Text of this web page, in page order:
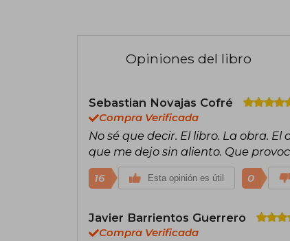
Opiniones del libro
Sebastian Novajas Cofré
Compra Verificada
No sé que decir. El libro. La obra.
que me dejo sin aliento. Que
16 Esta opinión es útil 0
Javier Barrientos Guerrero
Compra Verificada